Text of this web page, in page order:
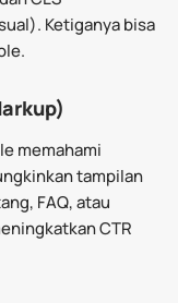
Ketiganya bisa
memahami
tampilan
FAQ, atau
CTR